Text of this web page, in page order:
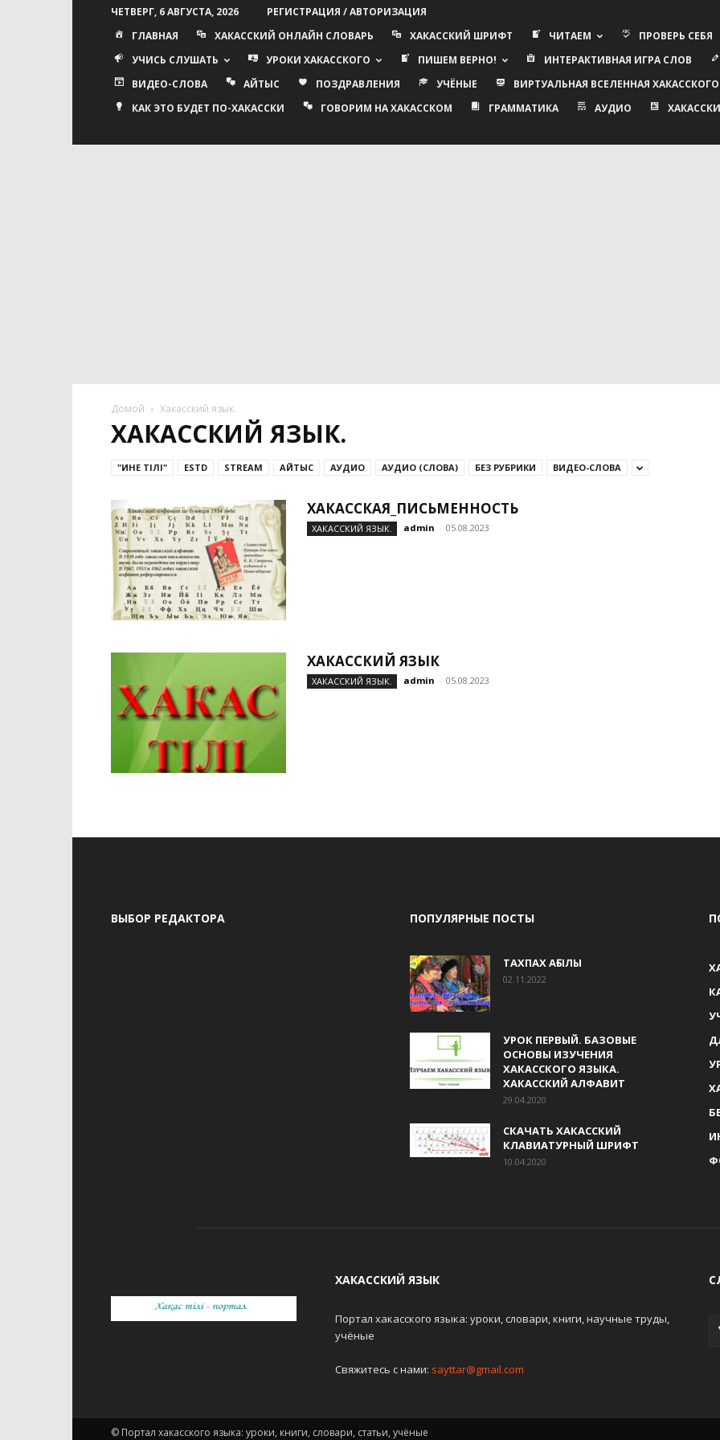
ЧЕТВЕРГ, 6 АВГУСТА, 2026
РЕГИСТРАЦИЯ / АВТОРИЗАЦИЯ
ГЛАВНАЯ
ХАКАССКИЙ ОНЛАЙН СЛОВАРЬ ХАКАССКИЙ ШРИФТ ЧИТАЕМ
ПРОВЕРЬ СЕБЯ
УЧИСЬ СЛУШАТЬ
УРОКИ ХАКАССКОГО ПИШЕМ ВЕРНО!
ИНТЕРАКТИВНАЯ ИГРА СЛОВ
ВИДЕО-СЛОВА
АЙТЫС ПОЗДРАВЛЕНИЯ УЧЁНЫЕ
ВИРТУАЛЬНАЯ ВСЕЛЕННАЯ
КАК ЭТО БУДЕТ ПО-ХАКАССКИ
ГОВОРИМ НА ХАКАССКОМ ГРАММАТИКА АУДИО
Домой Хакасский язык.
ХАКАССКИЙ ЯЗЫК.
"ИНЕ ТІЛІ" ESTD STREAM АЙТЫС АУДИО АУДИО (СЛОВА) БЕЗ РУБРИКИ ВИДЕО-СЛОВА
ХАКАССКАЯ_ПИСЬМЕННОСТЬ
ХАКАССКИЙ ЯЗЫК. admin - 05.08.2023
ХАКАССКИЙ ЯЗЫК
ХАКАССКИЙ ЯЗЫК. admin - 05.08.2023
ВЫБОР РЕДАКТОРА ПОПУЛЯРНЫЕ ПОСТЫ
ТАХПАХ АҒЫЛЫ
02.11.2022
УРОК ПЕРВЫЙ. БАЗОВЫЕ
ОСНОВЫ ИЗУЧЕНИЯ
ХАКАССКОГО ЯЗЫКА.
ХАКАССКИЙ АЛФАВИТ
29.04.2020
СКАЧАТЬ ХАКАССКИЙ
КЛАВИАТУРНЫЙ ШРИФТ
10.04.2020
ХАКАССКИЙ ЯЗЫК
Портал хакасского языка: уроки, словари, книги, научные труды,
учёные
Свяжитесь с нами: sayttar@gmail.com
© Портал хакасского языка: уроки, книги, словари, статьи, учёные